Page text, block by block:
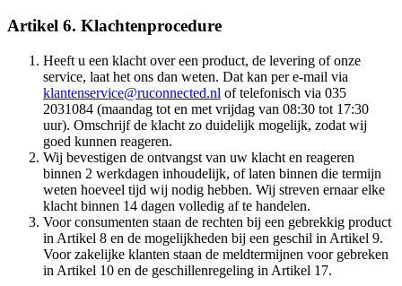
Artikel 6. Klachtenprocedure
Heeft u een klacht over een product, de levering of onze
service, laat het ons dan weten. Dat kan per e-mail via
klantenservice@ruconnected.nl of telefonisch via 035
2031084 (maandag tot en met vrijdag van 08:30 tot 17:30
uur). Omschrijf de klacht zo duidelijk mogelijk, zodat wij
goed kunnen reageren.
Wij bevestigen de ontvangst van uw klacht en reageren
binnen 2 werkdagen inhoudelijk, of laten binnen die termijn
weten hoeveel tijd wij nodig hebben. Wij streven ernaar elke
klacht binnen 14 dagen volledig af te handelen.
Voor consumenten staan de rechten bij een gebrekkig product
in Artikel 8 en de mogelijkheden bij een geschil in Artikel 9.
Voor zakelijke klanten staan de meldtermijnen voor gebreken
in Artikel 10 en de geschillenregeling in Artikel 17.